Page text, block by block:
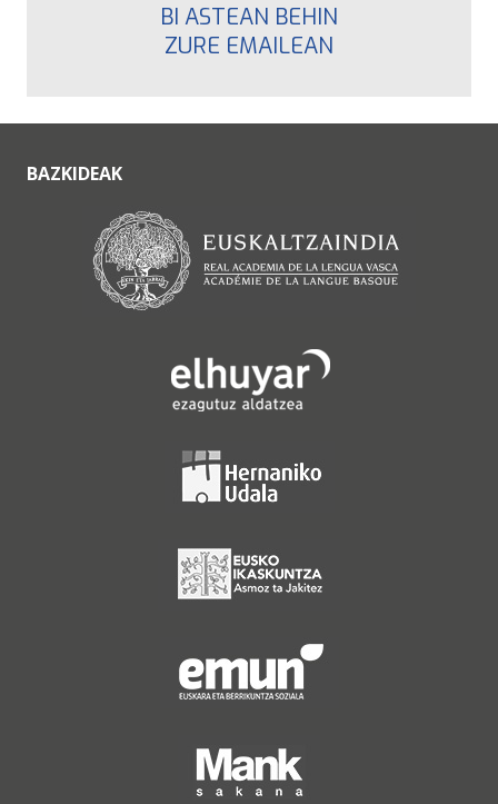
BI ASTEAN BEHIN
ZURE EMAILEAN
BAZKIDEAK